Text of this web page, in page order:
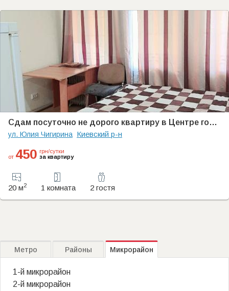
Сдам посуточно не дорого квартиру в Центре города
ул. Юлия Чигирина Киевский р-н
от 450 грн/сутки
за квартиру
20 м2 1 комната 2 гостя
Метро Районы Микрорайон
1-й микрорайон
2-й микрорайон